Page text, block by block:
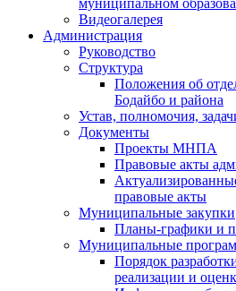
муниципальном
Видеогалерея
Администрация
Руководство
Структура
Положения об
Бодайбо и района
Устав, полномочия,
Документы
Проекты МНПА
Правовые акты
правовые акты
Муниципальные закупки
Планы-графики и
Муниципальные
Порядок
реализации и